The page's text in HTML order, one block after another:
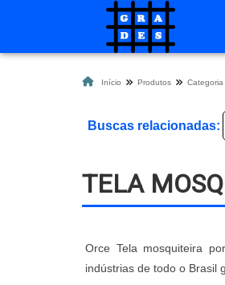
Início Produtos Categoria
Buscas relacionadas:
TELA
Orce Tela mosquiteira
indústrias de todo o Brasil